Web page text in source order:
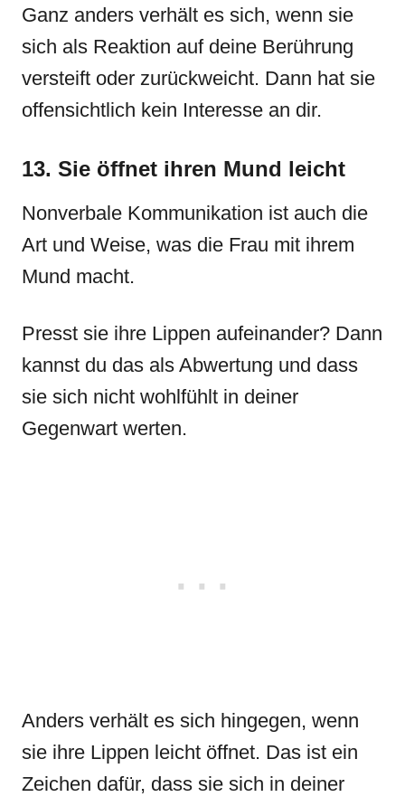
Ganz anders verhält es sich, wenn sie
sich als Reaktion auf deine Berührung
versteift oder zurückweicht. Dann hat sie
offensichtlich kein Interesse an dir.
13. Sie öffnet ihren Mund leicht
Nonverbale Kommunikation ist auch die
Art und Weise, was die Frau mit ihrem
Mund macht.
Presst sie ihre Lippen aufeinander? Dann
kannst du das als Abwertung und dass
sie sich nicht wohlfühlt in deiner
Gegenwart werten.
Anders verhält es sich hingegen, wenn
sie ihre Lippen leicht öffnet. Das ist ein
Zeichen dafür, dass sie sich in deiner